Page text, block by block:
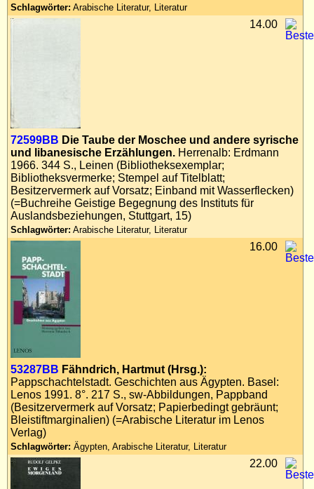
Schlagwörter: Arabische Literatur, Literatur
72599BB Die Taube der Moschee und andere syrische
und libanesische Erzählungen. Herrenalb: Erdmann
1966. 344 S., Leinen (Bibliotheksexemplar;
Bibliotheksvermerke; Stempel auf Titelblatt;
Besitzervermerk auf Vorsatz; Einband mit Wasserflecken)
(=Buchreihe Geistige Begegnung des Instituts für
Auslandsbeziehungen, Stuttgart, 15)
Schlagwörter: Arabische Literatur, Literatur
14.00
53287BB Fähndrich, Hartmut (Hrsg.):
Pappschachtelstadt. Geschichten aus Ägypten. Basel:
Lenos 1991. 8°. 217 S., sw-Abbildungen, Pappband
(Besitzervermerk auf Vorsatz; Papierbedingt gebräunt;
Bleistiftmarginalien) (=Arabische Literatur im Lenos
Verlag)
Schlagwörter: Ägypten, Arabische Literatur, Literatur
16.00
22.00